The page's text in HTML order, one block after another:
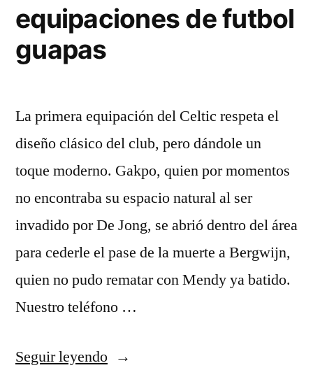
equipaciones de futbol
guapas
La primera equipación del Celtic respeta el
diseño clásico del club, pero dándole un
toque moderno. Gakpo, quien por momentos
no encontraba su espacio natural al ser
invadido por De Jong, se abrió dentro del área
para cederle el pase de la muerte a Bergwijn,
quien no pudo rematar con Mendy ya batido.
Nuestro teléfono …
Seguir leyendo«equipaciones